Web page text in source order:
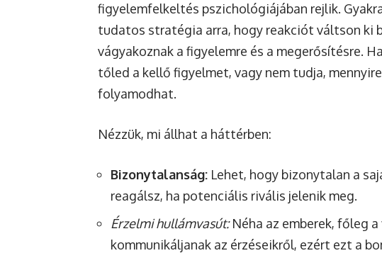
figyelemfelkeltés pszichológiájában rejlik.
tudatos stratégia arra, hogy reakciót váltson ki
vágyakoznak a figyelemre és a megerősítésre.
tőled a kellő figyelmet, vagy nem tudja,
folyamodhat.
Nézzük, mi állhat a háttérben:
Bizonytalanság: Lehet, hogy bizonytalan a
reagálsz, ha potenciális rivális jelenik meg.
Érzelmi hullámvasút:Néha az emberek, főleg
kommunikáljanak az érzéseikről, ezért ezt a